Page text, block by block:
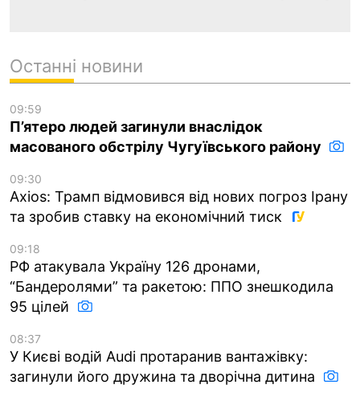
Останні новини
09:59
П’ятеро людей загинули внаслідок
масованого обстрілу Чугуївського району
09:30
Axios: Трамп відмовився від нових погроз Ірану
та зробив ставку на економічний тиск
09:18
РФ атакувала Україну 126 дронами,
“Бандеролями” та ракетою: ППО знешкодила
95 цілей
08:37
У Києві водій Audi протаранив вантажівку:
загинули його дружина та дворічна дитина